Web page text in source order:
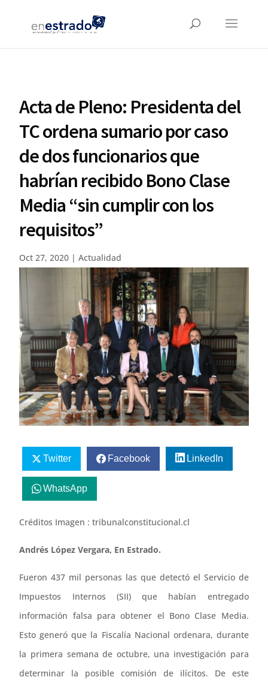
Acta de Pleno: Presidenta del
TC ordena sumario por caso
de dos funcionarios que
habrían recibido Bono Clase
Media “sin cumplir con los
requisitos”
Oct 27, 2020 |Actualidad
Twitter Facebook LinkedIn
WhatsApp
Créditos Imagen : tribunalconstitucional.cl
Andrés López Vergara, En Estrado.
Fueron 437 mil personas las que detectó el Servicio de
Impuestos Internos (SII) que habían entregado
información falsa para obtener el Bono Clase Media.
Esto generó que la Fiscalía Nacional ordenara, durante
la primera semana de octubre, una investigación para
determinar la posible comisión de ilícitos. De este